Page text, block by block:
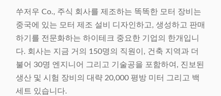
쑤저우 Co., 주식 회사를 제조하는 똑똑한 모터 장비는
중국에 있는 모터 제조 설비 디자인하고, 생성하고 판매
하기를 전문화하는 하이테크 중요한 기업의 한개입니
다. 회사는 지금 거의 150명의 직원이, 건축 지역과 더
불어 30명 엔지니어 그리고 기술공을 포함하여, 진보된
생산 및 시험 장비의 대략 20,000 평방 미터 그리고 백
세트 있습니다.